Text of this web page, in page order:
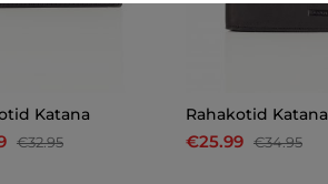
Katana
€32.95
Rahakotid Katana
€25.99 €34.95